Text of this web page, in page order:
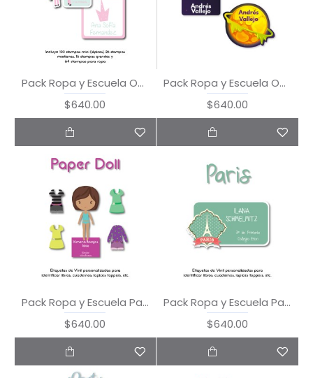
Pack Ropa y Escuela Once Upon a Time
$640.00
Pack Ropa y Escuela Outer Space
$640.00
Pack Ropa y Escuela Paper Doll
$640.00
Pack Ropa y Escuela Paris
$640.00